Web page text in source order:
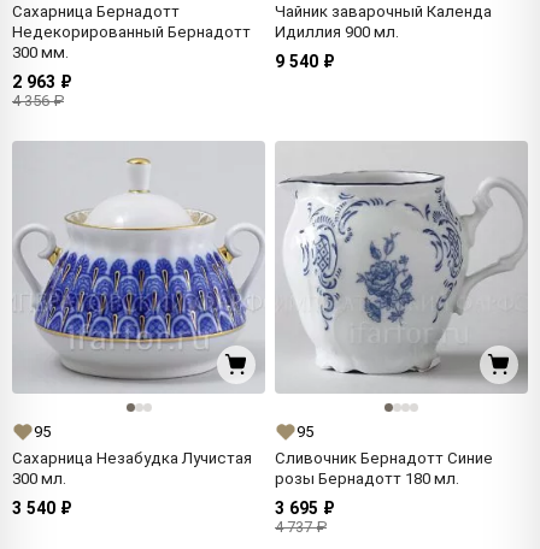
Сахарница Бернадотт
Недекорированный Бернадотт
300 мм.
2 963 ₽
4 356 ₽
Чайник заварочный Календа
Идиллия 900 мл.
9 540 ₽
95
Сахарница Незабудка Лучистая
300 мл.
3 540 ₽
95
Сливочник Бернадотт Синие
розы Бернадотт 180 мл.
3 695 ₽
4 737 ₽